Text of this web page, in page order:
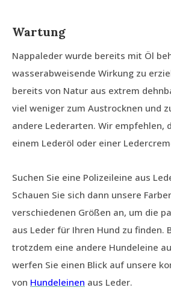
Wartung
Nappaleder wurde bereits mit Öl
wasserabweisende Wirkung zu
bereits von Natur aus extrem
viel weniger zum Austrocknen und
andere Lederarten. Wir empfehlen,
einem Lederöl oder einer
Suchen Sie eine Polizeileine aus
Schauen Sie sich dann unsere
verschiedenen Größen an, um die
aus Leder für Ihren Hund zu finden.
trotzdem eine andere Hundeleine
werfen Sie einen Blick auf unsere
von Hundeleinen aus Leder.